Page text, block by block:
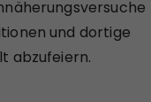
und dortige
abzufeiern.